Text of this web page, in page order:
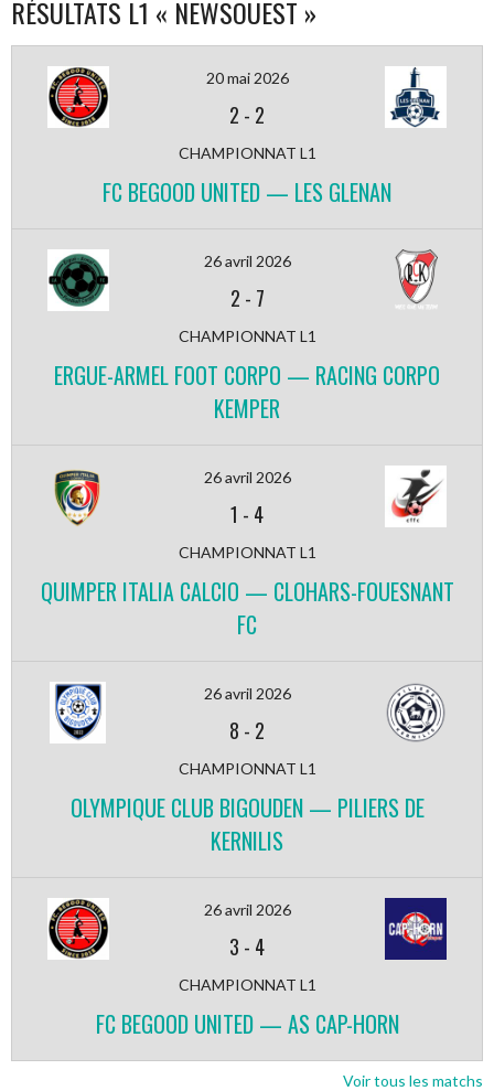
RÉSULTATS L1 « NEWSOUEST »
20 mai 2026
2 - 2
CHAMPIONNAT L1
FC BEGOOD UNITED — LES GLENAN
26 avril 2026
2 - 7
CHAMPIONNAT L1
ERGUE-ARMEL FOOT CORPO — RACING CORPO
KEMPER
26 avril 2026
1 - 4
CHAMPIONNAT L1
QUIMPER ITALIA CALCIO — CLOHARS-FOUESNANT
FC
26 avril 2026
8 - 2
CHAMPIONNAT L1
OLYMPIQUE CLUB BIGOUDEN — PILIERS DE
KERNILIS
26 avril 2026
3 - 4
CHAMPIONNAT L1
FC BEGOOD UNITED — AS CAP-HORN
Voir tous les matchs